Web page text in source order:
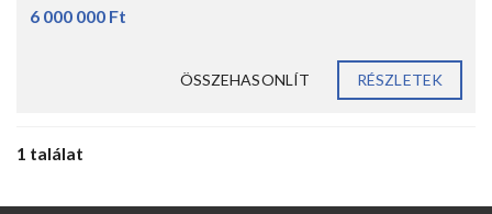
6 000 000 Ft
ÖSSZEHASONLÍT RÉSZLETEK
1 találat